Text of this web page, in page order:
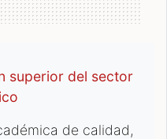
superior del sector
de calidad,